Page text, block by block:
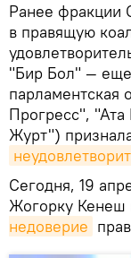
Ранее фракции
в правящую
"Бир Бол" — еще
парламентская
Прогресс",
Журт")
Сегодня, 19
Жогорку Кенеш
недоверие